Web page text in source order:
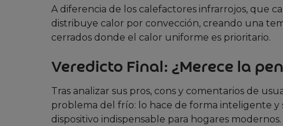
A diferencia de los calefactores infrarrojos, que
distribuye calor por convección, creando una
cerrados donde el calor uniforme es prioritario.
Veredicto Final: ¿Merece la
Tras analizar sus pros, cons y comentarios de
problema del frío: lo hace de forma inteligente
dispositivo indispensable para hogares